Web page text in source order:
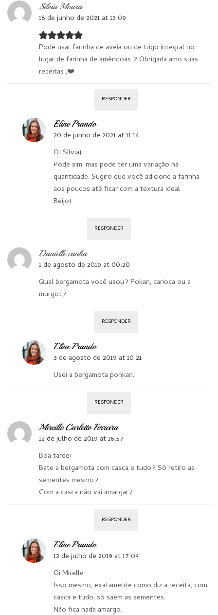
Silvia Moura
18 de junho de 2021 at 13:09
Pode usar farinha de aveia ou de trigo integral no
lugar de farinha de amêndoas ? Obrigada amo suas
receitas ,❤️
RESPONDER
Eline Prando
20 de junho de 2021 at 11:14
OI Sílvia!
Pode sim, mas pode ter uma variação na
quantidade. Sugiro que você adicione a farinha
aos poucos até ficar com a textura ideal
Beijo!
RESPONDER
Danielle cunha
1 de agosto de 2019 at 00:20
Qual bergamota você usou? Pokan, carioca ou a
murgot?
RESPONDER
Eline Prando
3 de agosto de 2019 at 10:21
Usei a bergamota ponkan.
RESPONDER
Mireille Carletto Ferreira
12 de julho de 2019 at 16:57
Boa tarde!
Bate a bergamota com casca e tudo? Só retiro as
sementes mesmo?
Com a casca não vai amargar?
RESPONDER
Eline Prando
12 de julho de 2019 at 17:04
Oi Mirelle
Isso mesmo, exatamente como diz a receita, com
casca e tudo, só saem as sementes.
Não fica nada amargo.